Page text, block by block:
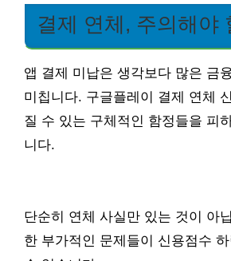
결제 연체, 주의해야
앱 결제 미납은 생각보다 많은 금
미칩니다. 구글플레이 결제 연체
질 수 있는 구체적인 함정들을 피
니다.
단순히 연체 사실만 있는 것이 아
한 부가적인 문제들이 신용점수